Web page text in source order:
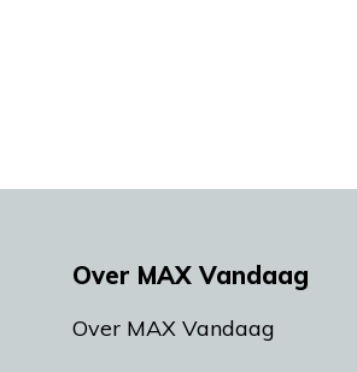
Over MAX Vandaag
Over MAX Vandaag